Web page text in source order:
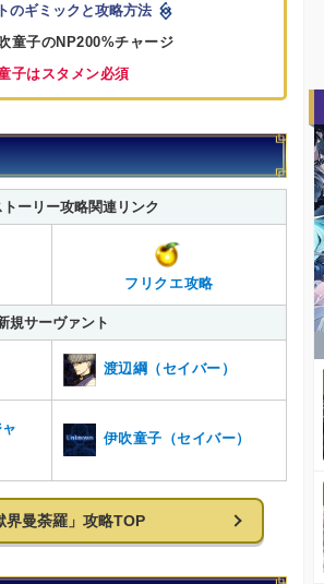
のギミックと攻略方法
童子のNP200%チャージ
子はスタメン必須
トーリー攻略関連リンク
フリクエ攻略
規サーヴァント
渡辺綱（セイバー）
伊吹童子（セイバー）
界曼荼羅」攻略TOP